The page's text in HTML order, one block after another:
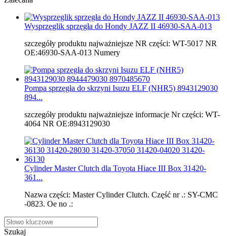
Wysprzęglik sprzęgła do Hondy JAZZ II 46930-SAA-013
szczegóły produktu najważniejsze NR części: WT-5017 NR
OE:46930-SAA-013 Numery
Pompa sprzęgła do skrzyni Isuzu ELF (NHR5) 8943129030
894...
szczegóły produktu najważniejsze informacje Nr części: WT-
4064 NR OE:8943129030
Cylinder Master Clutch dla Toyota Hiace III Box 31420-
361...
Nazwa części: Master Cylinder Clutch. Część nr .: SY-CMC
-0823. Oe no .:
Szukaj